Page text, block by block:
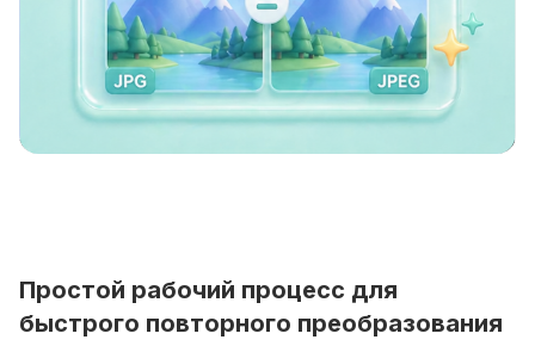
Простой рабочий процесс для
быстрого повторного преобразования